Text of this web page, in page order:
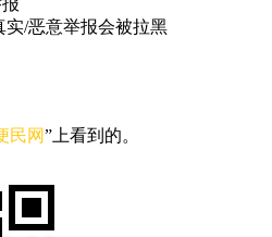
实/恶意举报会被拉黑
民网”上看到的。